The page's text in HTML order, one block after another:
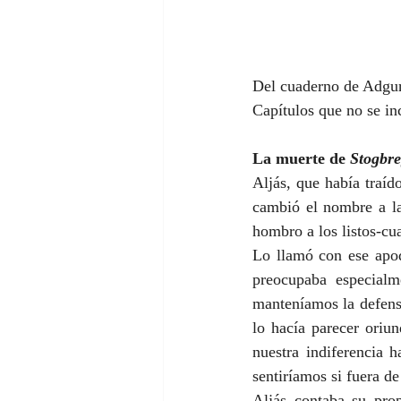
Del cuaderno de
Capítulos que no se
La muerte de
Aljás, que había
cambió el nombre a
hombro a los listos-
Lo llamó con ese
preocupaba
manteníamos la
lo hacía parecer
nuestra indiferencia
sentiríamos si fuera